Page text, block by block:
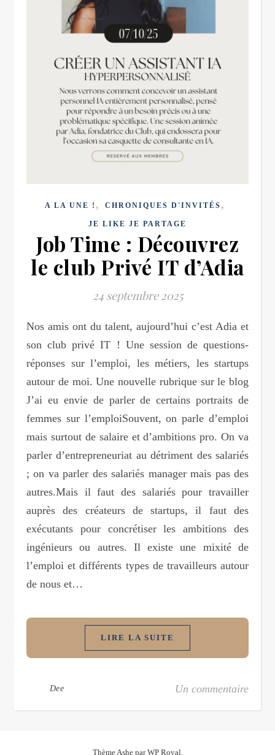
A LA UNE ! , CHRONIQUES D'INVITÉS ,
JE LIKE JE PARTAGE
Job Time : Découvrez
le club Privé IT d’Adia
24 septembre 2025
Nos amis ont du talent, aujourd’hui c’est Adia et
son club privé IT ! Une session de questions-
réponses sur l’emploi, les métiers, les startups
autour de moi. Une nouvelle rubrique sur le blog
J’ai eu envie de parler de certains portraits de
femmes sur l’emploiSouvent, on parle d’emploi
mais surtout de salaire et d’ambitions pro. On va
parler d’entrepreneuriat au détriment des salariés
; on va parler des salariés manager mais pas des
autres.Mais il faut des salariés pour travailler
auprès des créateurs de startups, il faut des
exécutants pour concrétiser les ambitions des
ingénieurs ou autres. Il existe une mixité de
l’emploi et différents types de travailleurs autour
de nous et…
LIRE LA SUITE
Dee Un commentaire
Thème Ashe parWP Royal